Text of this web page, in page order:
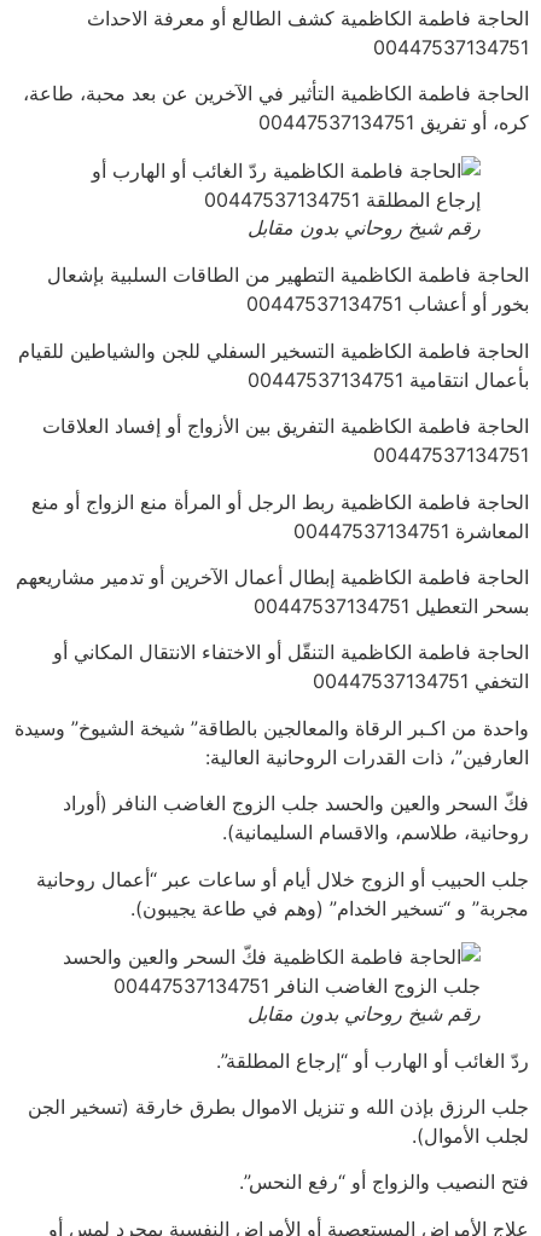
الحاجة فاطمة الكاظمية كشف الطالع أو معرفة الاحداث
00447537134751
الحاجة فاطمة الكاظمية التأثير في الآخرين عن بعد محبة، طاعة،
كره، أو تفريق 00447537134751
رقم شيخ روحاني بدون مقابل
الحاجة فاطمة الكاظمية التطهير من الطاقات السلبية بإشعال
بخور أو أعشاب 00447537134751
الحاجة فاطمة الكاظمية التسخير السفلي للجن والشياطين للقيام
بأعمال انتقامية 00447537134751
الحاجة فاطمة الكاظمية التفريق بين الأزواج أو إفساد العلاقات
00447537134751
الحاجة فاطمة الكاظمية ربط الرجل أو المرأة منع الزواج أو منع
المعاشرة 00447537134751
الحاجة فاطمة الكاظمية إبطال أعمال الآخرين أو تدمير مشاريعهم
بسحر التعطيل 00447537134751
الحاجة فاطمة الكاظمية التنقّل أو الاختفاء الانتقال المكاني أو
التخفي 00447537134751
واحدة من اكـبر الرقاة والمعالجين بالطاقة” شيخة الشيوخ” وسيدة
العارفين”، ذات القدرات الروحانية العالية:
فكّ السحر والعين والحسد جلب الزوج الغاضب النافر (أوراد
روحانية، طلاسم، والاقسام السليمانية).
جلب الحبيب أو الزوج خلال أيام أو ساعات عبر “أعمال روحانية
مجربة” و “تسخير الخدام” (وهم في طاعة يجيبون).
رقم شيخ روحاني بدون مقابل
ردّ الغائب أو الهارب أو “إرجاع المطلقة”.
جلب الرزق بإذن الله و تنزيل الاموال بطرق خارقة (تسخير الجن
لجلب الأموال).
فتح النصيب والزواج أو “رفع النحس”.
علاج الأمراض المستعصية أو الأمراض النفسية بمجرد لمس أو